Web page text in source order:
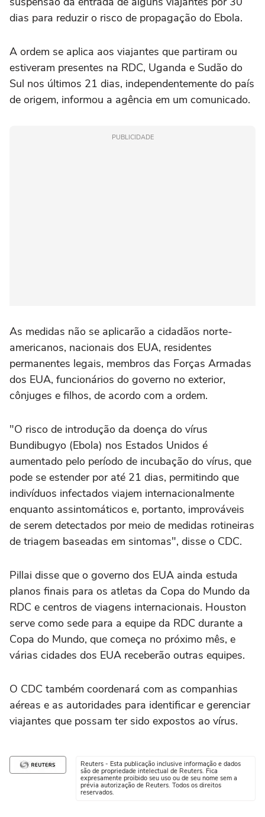
dias para reduzir o risco de propagação do Ebola.
A ordem se aplica aos viajantes que partiram ou
estiveram presentes na RDC, Uganda e Sudão do
Sul nos últimos 21 dias, independentemente do país
de origem, informou a agência ‌em um comunicado.
PUBLICIDADE
As medidas não se aplicarão a cidadãos norte-
americanos, nacionais dos EUA, residentes
permanentes legais, membros das Forças Armadas
dos EUA, funcionários do governo no exterior,
cônjuges e filhos, de ⁠acordo com a ordem.
"O risco de introdução da doença do vírus
Bundibugyo (Ebola) nos Estados Unidos é
aumentado pelo período de incubação do vírus, que
pode se estender por até 21 dias, permitindo que
indivíduos infectados viajem internacionalmente
enquanto assintomáticos e, portanto, improváveis
de serem detectados por meio de medidas rotineiras
de triagem baseadas em sintomas", disse o CDC.
Pillai disse que o governo dos EUA ainda estuda
planos finais para os atletas da Copa do Mundo da
RDC e centros de viagens internacionais. Houston
serve como sede para a equipe da RDC durante a
Copa do Mundo, que começa no próximo mês, e
várias cidades dos EUA receberão outras equipes.
O CDC também coordenará com as companhias
aéreas e as autoridades para identificar e gerenciar
viajantes que possam ter sido expostos ao vírus.
Reuters - Esta publicação inclusive informação e dados
são de propriedade intelectual de Reuters. Fica
expresamente proibido seu uso ou de seu nome sem a
prévia autorização de Reuters. Todos os direitos
reservados.